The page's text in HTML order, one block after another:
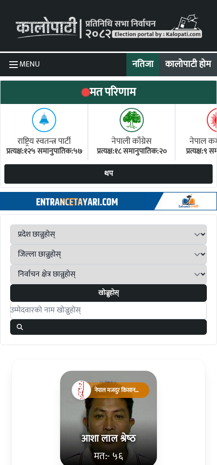
MENU नतिजा कालोपाटी होम
मत परिणाम
राष्ट्रिय स्वतन्त्र पार्टी
प्रत्यक्ष:१२५ समानुपातिक:५७
नेपाली काँग्रेस
प्रत्यक्ष:१८ समानुपातिक:२०
नेपाल
प्रत्यक्ष:९
थप
खोज्नुहोस्
Search candidates
आशा लाल श्रेष्‍ठ
मत:- ५६
नेपाल मजदुर किसान
पार्टी